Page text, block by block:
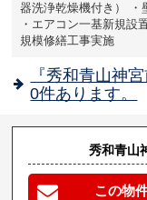
器洗浄乾燥機付き） ・
・エアコン一基新規設
規模修繕工事実施
『秀和青山神
0件あります。
秀和青山
この物